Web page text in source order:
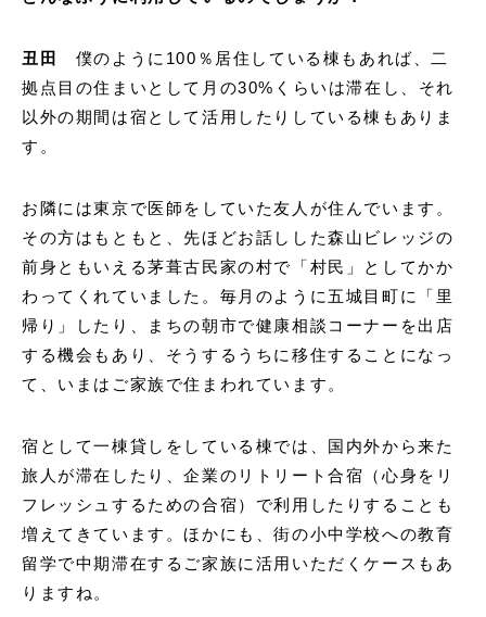
丑田
僕のように100％居住している棟もあれば、二
拠点目の住まいとして月の30%くらいは滞在し、それ
以外の期間は宿として活用したりしている棟もありま
す。
お隣には東京で医師をしていた友人が住んでいます。
その方はもともと、先ほどお話しした森山ビレッジの
前身ともいえる茅葺古民家の村で「村民」としてかか
わってくれていました。毎月のように五城目町に「里
帰り」したり、まちの朝市で健康相談コーナーを出店
する機会もあり、そうするうちに移住することになっ
て、いまはご家族で住まわれています。
宿として一棟貸しをしている棟では、国内外から来た
旅人が滞在したり、企業のリトリート合宿（心身をリ
フレッシュするための合宿）で利用したりすることも
増えてきています。ほかにも、街の小中学校への教育
留学で中期滞在するご家族に活用いただくケースもあ
りますね。